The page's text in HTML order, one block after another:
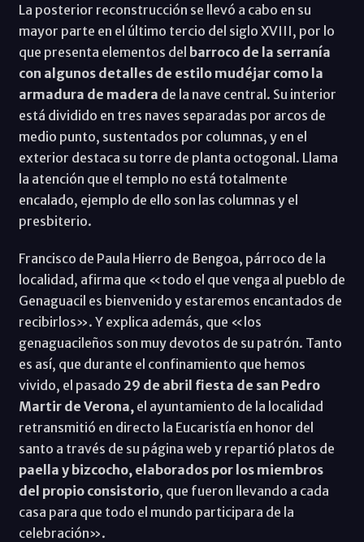
La posterior reconstrucción se llevó a cabo en su
mayor parte en el último tercio del siglo XVIII, por lo
que presenta elementos del barroco de la serranía
con algunos detalles de estilo mudéjar como la
armadura de madera de la nave central. Su interior
está dividido en tres naves separadas por arcos de
medio punto, sustentados por columnas, y en el
exterior destaca su torre de planta octogonal. Llama
la atención que el templo no está totalmente
encalado, ejemplo de ello son las columnas y el
presbiterio.
Francisco de Paula Hierro de Bengoa, párroco de la
localidad, afirma que «todo el que venga al pueblo de
Genaguacil es bienvenido y estaremos encantados de
recibirlos». Y explica además, que «los
genaguacileños son muy devotos de su patrón. Tanto
es así, que durante el confinamiento que hemos
vivido, el pasado 29 de abril fiesta de san Pedro
Martir de Verona, el ayuntamiento de la localidad
retransmitió en directo la Eucaristía en honor del
santo a través de su página web y repartió platos de
paella y bizcocho, elaborados por los miembros
del propio consistorio, que fueron llevando a cada
casa para que todo el mundo participara de la
celebración».